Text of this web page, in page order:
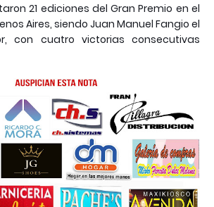
21 ediciones del Gran Premio en el
Aires, siendo Juan Manuel Fangio el
con cuatro victorias consecutivas